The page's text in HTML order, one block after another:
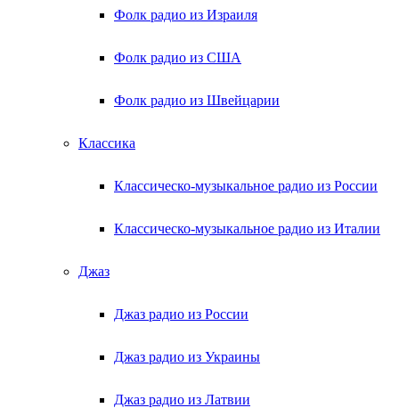
Фолк радио из Израиля
Фолк радио из США
Фолк радио из Швейцарии
Классика
Классическо-музыкальное радио из России
Классическо-музыкальное радио из Италии
Джаз
Джаз радио из России
Джаз радио из Украины
Джаз радио из Латвии